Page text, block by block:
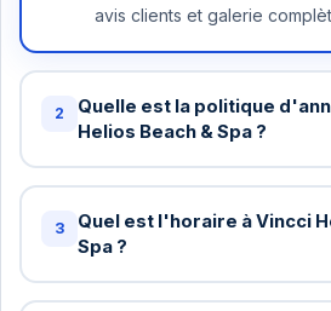
avis clients et galerie
2
Quelle est la politique
Helios Beach & Spa ?
Annulation gratuite jusqu'à
arrivée à Vincci Helios Beach
nuit peut être facturée.
réservation.
3
Quel est l'horaire à Vincci
Spa ?
Check-in standard: 15h /